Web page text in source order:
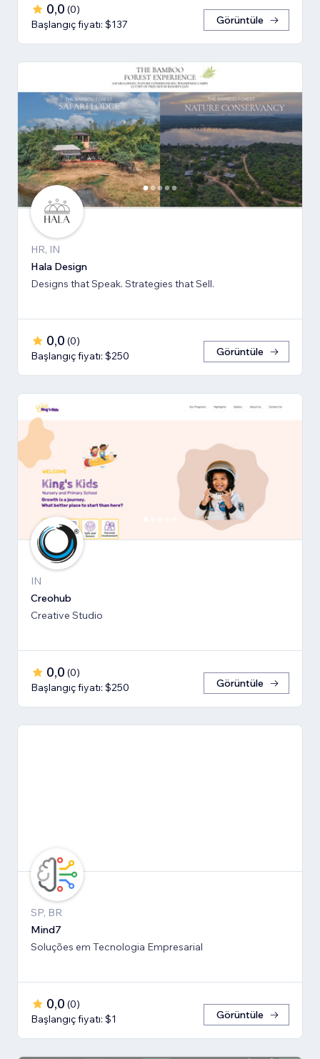
0,0 (0)
Başlangıç fiyatı: $137
Görüntüle
HR, IN
Hala Design
Designs that Speak. Strategies that Sell.
0,0 (0)
Başlangıç fiyatı: $250
Görüntüle
IN
Creohub
Creative Studio
0,0 (0)
Başlangıç fiyatı: $250
Görüntüle
SP, BR
Mind7
Soluções em Tecnologia Empresarial
0,0 (0)
Başlangıç fiyatı: $1
Görüntüle